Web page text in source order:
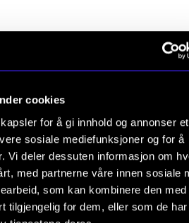
cookies
for å gi innhold og annonser et
sosiale mediefunksjoner og for å
Vi deler dessuten informasjon om
med partnerne våre innen sosiale
som kan kombinere den med
tilgjengelig for dem, eller som de
opp til undervisning
henhold til den progresjon som
studieprogresjon og
og organisering,
beskrivelsen av det enkelte